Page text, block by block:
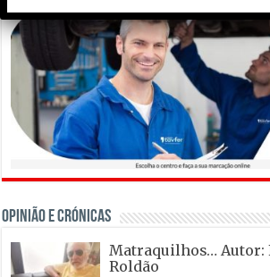
OPINIÃO E CRÓNICAS
Matraquilhos… Autor:
Roldão